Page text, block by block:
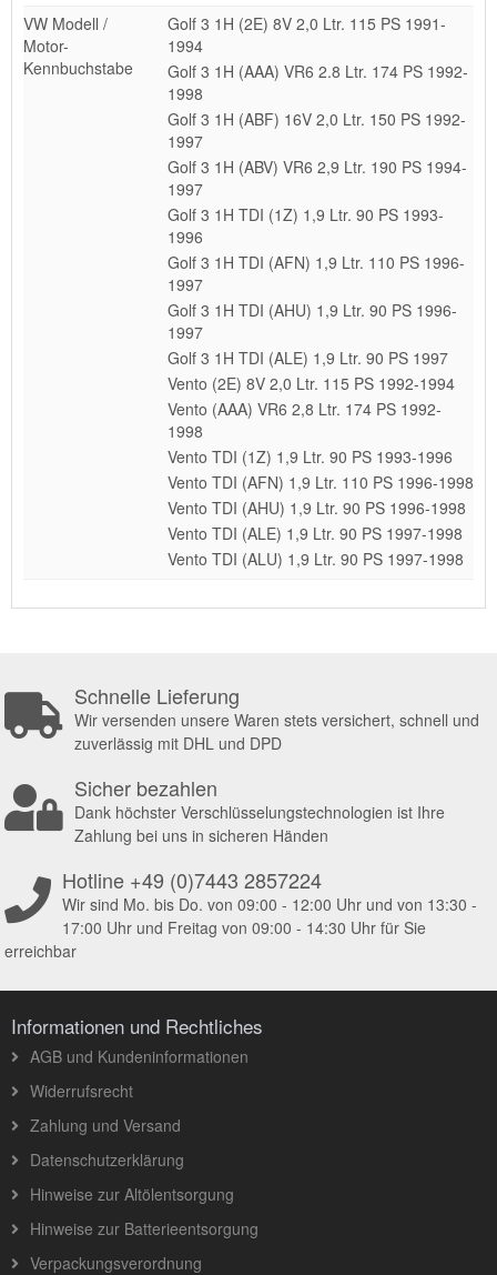
VW Modell /
Motor-
Kennbuchstabe
Golf 3 1H (2E) 8V 2,0 Ltr. 115 PS 1991-
1994
Golf 3 1H (AAA) VR6 2.8 Ltr. 174 PS 1992-
1998
Golf 3 1H (ABF) 16V 2,0 Ltr. 150 PS 1992-
1997
Golf 3 1H (ABV) VR6 2,9 Ltr. 190 PS 1994-
1997
Golf 3 1H TDI (1Z) 1,9 Ltr. 90 PS 1993-
1996
Golf 3 1H TDI (AFN) 1,9 Ltr. 110 PS 1996-
1997
Golf 3 1H TDI (AHU) 1,9 Ltr. 90 PS 1996-
1997
Golf 3 1H TDI (ALE) 1,9 Ltr. 90 PS 1997
Vento (2E) 8V 2,0 Ltr. 115 PS 1992-1994
Vento (AAA) VR6 2,8 Ltr. 174 PS 1992-
1998
Vento TDI (1Z) 1,9 Ltr. 90 PS 1993-1996
Vento TDI (AFN) 1,9 Ltr. 110 PS 1996-1998
Vento TDI (AHU) 1,9 Ltr. 90 PS 1996-1998
Vento TDI (ALE) 1,9 Ltr. 90 PS 1997-1998
Vento TDI (ALU) 1,9 Ltr. 90 PS 1997-1998
Schnelle Lieferung
Wir versenden unsere Waren stets versichert, schnell und
zuverlässig mit DHL und DPD
Sicher bezahlen
Dank höchster Verschlüsselungstechnologien ist Ihre
Zahlung bei uns in sicheren Händen
Hotline +49 (0)7443 2857224
Wir sind Mo. bis Do. von 09:00 - 12:00 Uhr und von 13:30 -
17:00 Uhr und Freitag von 09:00 - 14:30 Uhr für Sie
erreichbar
Informationen und Rechtliches
AGB und Kundeninformationen
Widerrufsrecht
Zahlung und Versand
Datenschutzerklärung
Hinweise zur Altölentsorgung
Hinweise zur Batterieentsorgung
Verpackungsverordnung